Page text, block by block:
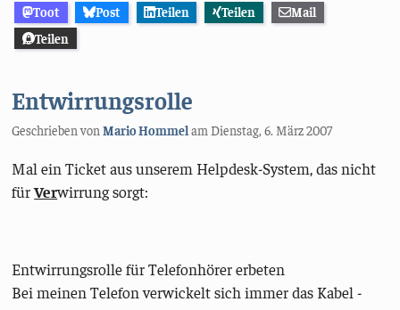
Toot
Post Teilen Teilen
Mail
Teilen
Entwirrungsrolle
Geschrieben vonMario HommelamDienstag, 6. März 2007
Mal ein Ticket aus unserem Helpdesk-System, das nicht
fürVerwirrung sorgt:
Entwirrungsrolle für Telefonhörer erbeten
Bei meinen Telefon verwickelt sich immer das Kabel -